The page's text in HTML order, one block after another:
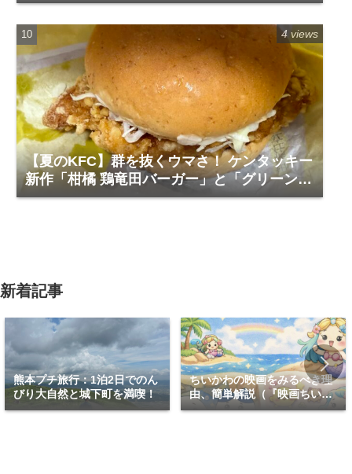
【夏のKFC】群を抜くウマさ！ ケンタッキー
新作「柑橘 鶏竜田バーガー」と「グリーンホ
ットチキン」で夏を食らう
4 views
新着記事
熊本プチ旅行：1泊2日でのん
びり大自然と城下町を満喫！
ちいかわの映画をみるべき理
由、簡単解説（『映画ちいか
わ 人魚の島のひみつ』）